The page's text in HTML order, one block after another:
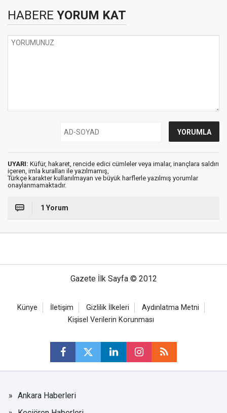
HABERE YORUM KAT
UYARI: Küfür, hakaret, rencide edici cümleler veya imalar, inançlara saldırı
içeren, imla kuralları ile yazılmamış,
Türkçe karakter kullanılmayan ve büyük harflerle yazılmış yorumlar
onaylanmamaktadır.
1 Yorum
Gazete İlk Sayfa © 2012
Künye İletişim Gizlilik İlkeleri
Aydınlatma Metni
Kişisel Verilerin Korunması
Ankara Haberleri